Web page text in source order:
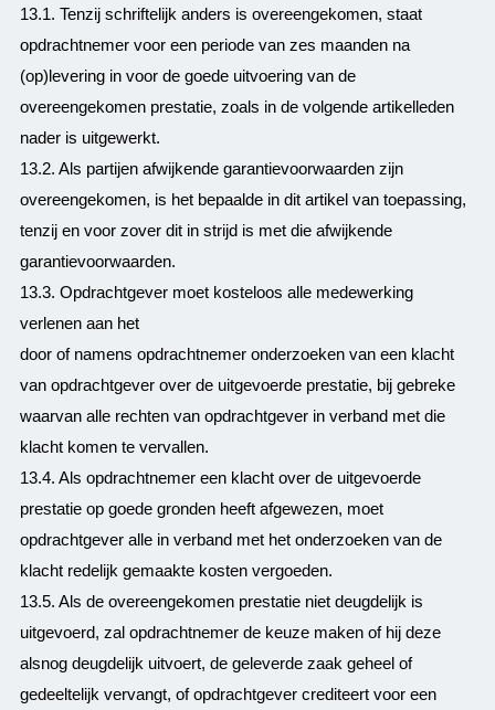
13.1. Tenzij schriftelijk anders is overeengekomen, staat
opdrachtnemer voor een periode van zes maanden na
(op)levering in voor de goede uitvoering van de
overeengekomen prestatie, zoals in de volgende artikelleden
nader is uitgewerkt.
13.2. Als partijen afwijkende garantievoorwaarden zijn
overeengekomen, is het bepaalde in dit artikel van toepassing,
tenzij en voor zover dit in strijd is met die afwijkende
garantievoorwaarden.
13.3. Opdrachtgever moet kosteloos alle medewerking
verlenen aan het
door of namens opdrachtnemer onderzoeken van een klacht
van opdrachtgever over de uitgevoerde prestatie, bij gebreke
waarvan alle rechten van opdrachtgever in verband met die
klacht komen te vervallen.
13.4. Als opdrachtnemer een klacht over de uitgevoerde
prestatie op goede gronden heeft afgewezen, moet
opdrachtgever alle in verband met het onderzoeken van de
klacht redelijk gemaakte kosten vergoeden.
13.5. Als de overeengekomen prestatie niet deugdelijk is
uitgevoerd, zal opdrachtnemer de keuze maken of hij deze
alsnog deugdelijk uitvoert, de geleverde zaak geheel of
gedeeltelijk vervangt, of opdrachtgever crediteert voor een